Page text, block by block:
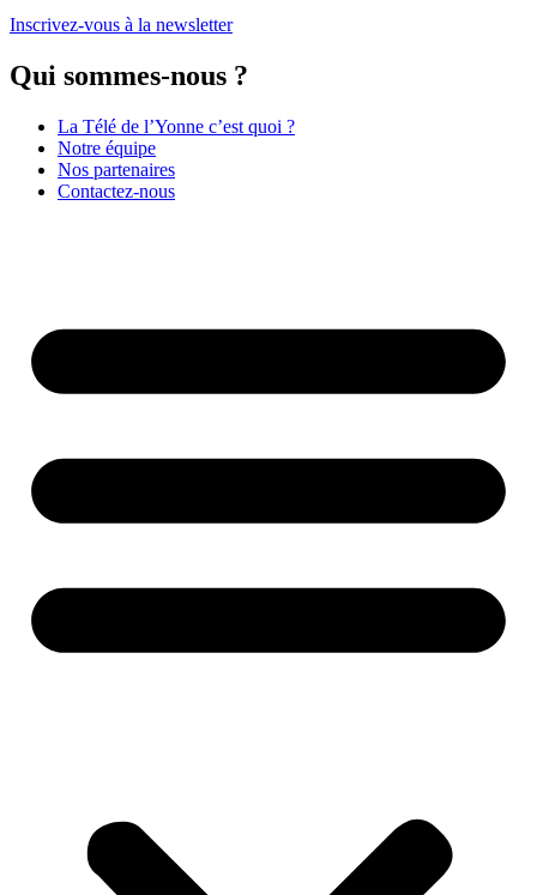
Inscrivez-vous à la newsletter
Qui sommes-nous ?
La Télé de l’Yonne c’est quoi ?
Notre équipe
Nos partenaires
Contactez-nous